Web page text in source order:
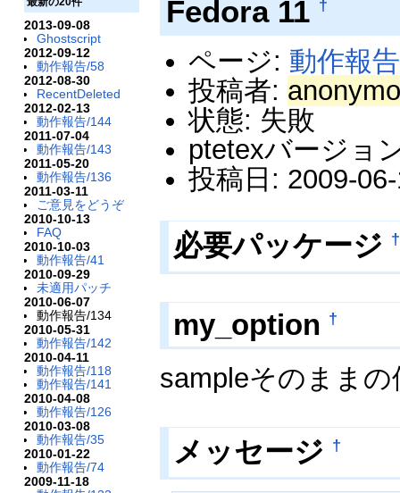
2013-09-08
Ghostscript
2012-09-12
動作報告/58
2012-08-30
RecentDeleted
2012-02-13
動作報告/144
2011-07-04
動作報告/143
2011-05-20
動作報告/136
2011-03-11
ご意見をどうぞ
2010-10-13
FAQ
2010-10-03
動作報告/41
2010-09-29
未適用パッチ
2010-06-07
動作報告/134
2010-05-31
動作報告/142
2010-04-11
動作報告/118
動作報告/141
2010-04-08
動作報告/126
2010-03-08
動作報告/35
2010-01-22
動作報告/74
2009-11-18
Fedora 11 †
ページ: 動作報告
投稿者:
状態: 失敗
ptetexバージョ
投稿日: 2009-
必要パッケージ †
my_option †
sampleそのまま
メッセージ †